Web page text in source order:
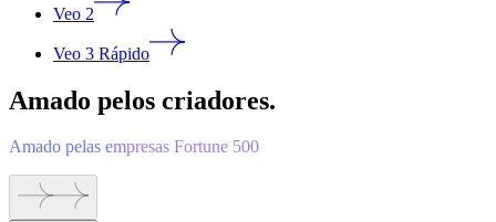
Veo 2
Veo 3 Rápido
Amado pelos criadores.
Amado pelas empresas Fortune 500